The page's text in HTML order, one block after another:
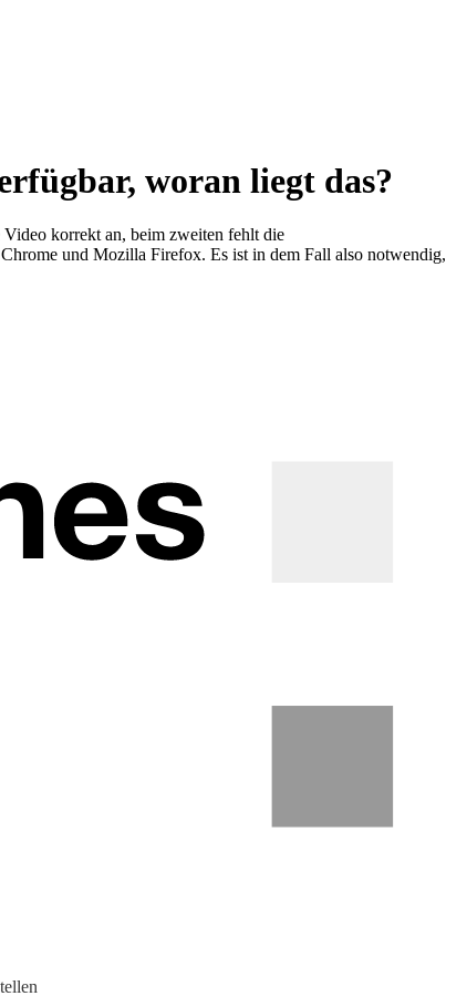
woran liegt das?
korrekt an, beim zweiten fehlt die
und Mozilla Firefox. Es ist in dem Fall also notwendig,